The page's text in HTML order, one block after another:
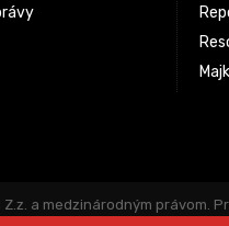
a medzinárodným právom.